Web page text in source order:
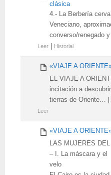
clásica
4.- La Berbería
Veneciano,
converso/renegado
Leer Historial
«VIAJE A
EL VIAJE A
incitación a
tierras de Oriente…
Leer
«VIAJE A
LAS MUJERES
– I. La máscara y el